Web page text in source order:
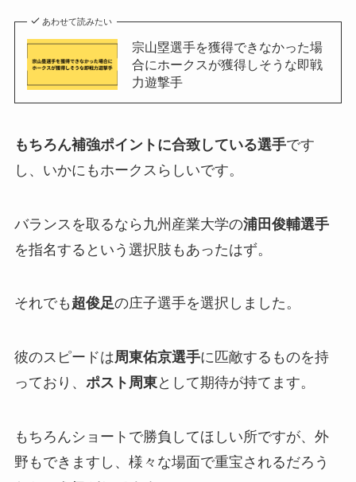
あわせて読みたい
宗山塁選手を獲得できなかった場
合にホークスが獲得しそうな即戦
力遊撃手
もちろん補強ポイントに合致している選手です
し、いかにもホークスらしいです。
バランスを取るなら九州産業大学の浦田俊輔選手
を指名するという選択肢もあったはず。
それでも 超俊足の庄子選手を選択しました。
彼のスピードは周東佑京選手に匹敵するものを持
っており、 ポスト周東として期待が持てます。
もちろんショートで勝負してほしい所ですが、外
野もできますし、様々な場面で重宝されるだろう